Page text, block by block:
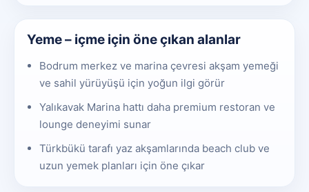
Yeme – içme için öne çıkan alanlar
Bodrum merkez ve marina çevresi akşam yemeği
ve sahil yürüyüşü için yoğun ilgi görür
Yalıkavak Marina hattı daha premium restoran ve
lounge deneyimi sunar
Türkbükü tarafı yaz akşamlarında beach club ve
uzun yemek planları için öne çıkar